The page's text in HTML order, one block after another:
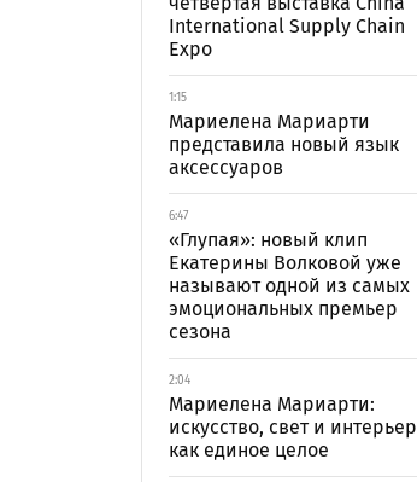
International Supply Chain
Expo
1:15
Мариелена Мариарти
представила новый язык
аксессуаров
6:47
«Глупая»: новый клип
Екатерины Волковой уже
называют одной из самых
эмоциональных премьер
сезона
2:04
Мариелена Мариарти:
искусство, свет и интерьер
как единое целое